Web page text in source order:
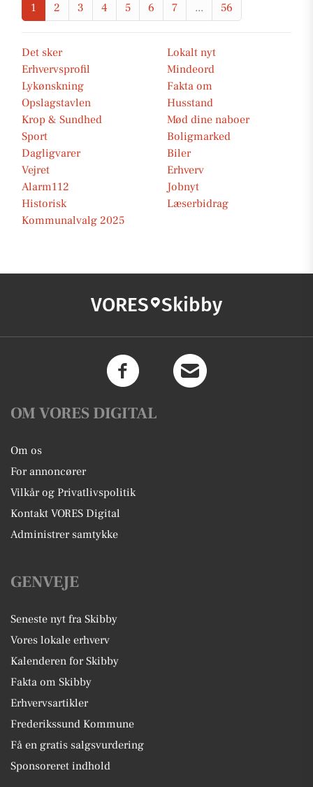
1 2 3 4 5 6 7 ... 56
Det sker
Lokalt nyt
Erhvervsprofil
Mindeord
Lykønskning
Fakta om
Opslagstavlen
Husstand
Krop & Sundhed
Mød dine naboer
Sport
Boligmarked
Dagligvarer
Biler
Vejret
Erhverv
Alarm112
Jobnyt
Historisk
Læserbidrag
Kommunalvalg 2025
VORES Skibby
OM VORES DIGITAL
Om os
For annoncører
Vilkår og Privatlivspolitik
Kontakt VORES Digital
Administrer samtykke
GENVEJE
Seneste nyt fra Skibby
Vores lokale erhverv
Kalenderen for Skibby
Fakta om Skibby
Erhvervsartikler
Frederikssund Kommune
Få en gratis salgsvurdering
Sponsoreret indhold